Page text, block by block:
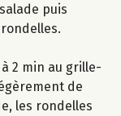
puis
2 min au grille-
de
les rondelles